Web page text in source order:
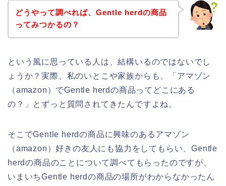
どうやって調べれば、Gentle herdの商品
ってみつかるの？
という風に思っている人は、結構いるのではないでし
ょうか？実際、私のいとこや家族からも、「アマゾン
（amazon）でGentle herdの商品ってどこにある
の？」とずっと質問されてきたんですよね。
そこでGentle herdの商品に興味のあるアマゾン
（amazon）好きの友人にも協力をしてもらい、Gentle
herdの商品のことについて調べてもらったのですが、
いまいちGentle herdの商品の場所がわからなかったん